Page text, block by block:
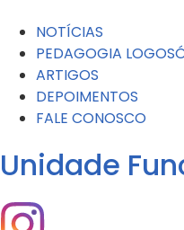
NOTÍCIAS
PEDAGOGIA
ARTIGOS
DEPOIMENTOS
FALE CONOSCO
Unidade